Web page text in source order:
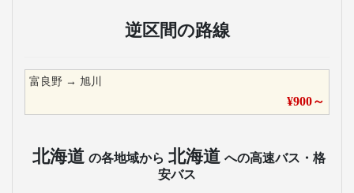
逆区間の路線
富良野 → 旭川
¥900～
北海道 の各地域から 北海道 への高速バス・格
安バス